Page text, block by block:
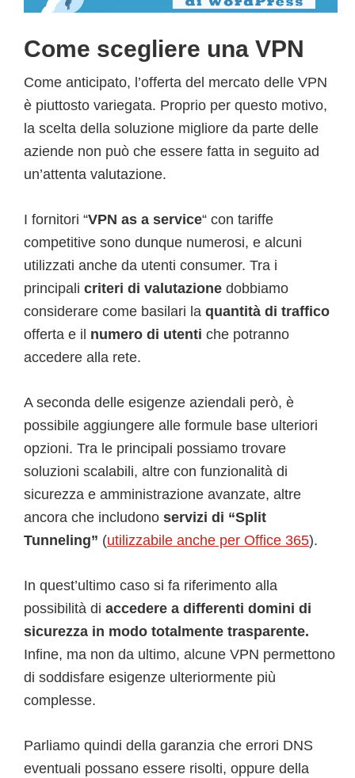
Come scegliere una VPN
Come anticipato, l’offerta del mercato delle VPN
è piuttosto variegata. Proprio per questo motivo,
la scelta della soluzione migliore da parte delle
aziende non può che essere fatta in seguito ad
un’attenta valutazione.
I fornitori “VPN as a service“ con tariffe
competitive sono dunque numerosi, e alcuni
utilizzati anche da utenti consumer. Tra i
principali criteri di valutazione dobbiamo
considerare come basilari la quantità di traffico
offerta e il numero di utenti che potranno
accedere alla rete.
A seconda delle esigenze aziendali però, è
possibile aggiungere alle formule base ulteriori
opzioni. Tra le principali possiamo trovare
soluzioni scalabili, altre con funzionalità di
sicurezza e amministrazione avanzate, altre
ancora che includono servizi di “Split
Tunneling” (utilizzabile anche per Office 365).
In quest’ultimo caso si fa riferimento alla
possibilità di accedere a differenti domini di
sicurezza in modo totalmente trasparente.
Infine, ma non da ultimo, alcune VPN permettono
di soddisfare esigenze ulteriormente più
complesse.
Parliamo quindi della garanzia che errori DNS
eventuali possano essere risolti, oppure della